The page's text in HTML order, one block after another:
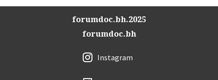
forumdoc.bh.2025
forumdoc.bh
Instagram